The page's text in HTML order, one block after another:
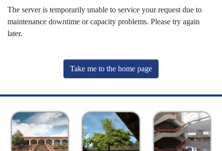
The server is temporarily unable to service your request due to
maintenance downtime or capacity problems. Please try again
later.
Take me to the home page